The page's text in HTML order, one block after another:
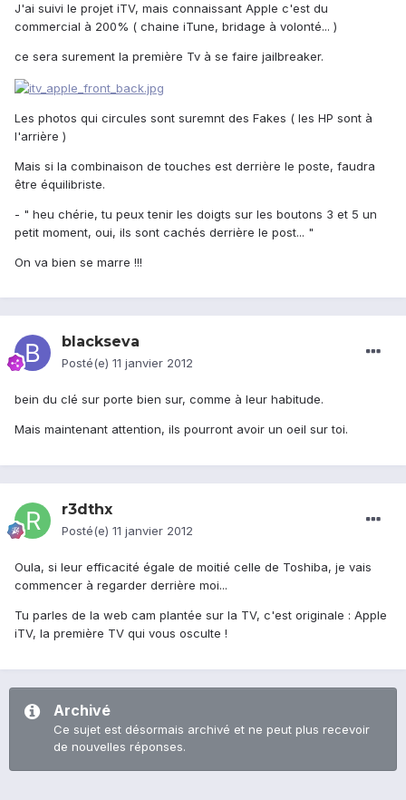
J'ai suivi le projet iTV, mais connaissant Apple c'est du
commercial à 200% ( chaine iTune, bridage à volonté... )
ce sera surement la première Tv à se faire jailbreaker.
Les photos qui circules sont suremnt des Fakes ( les HP sont à
l'arrière )
Mais si la combinaison de touches est derrière le poste, faudra
être équilibriste.
- " heu chérie, tu peux tenir les doigts sur les boutons 3 et 5 un
petit moment, oui, ils sont cachés derrière le post... "
On va bien se marre !!!
blackseva
Posté(e) 11 janvier 2012
bein du clé sur porte bien sur, comme à leur habitude.
Mais maintenant attention, ils pourront avoir un oeil sur toi.
r3dthx
Posté(e) 11 janvier 2012
Oula, si leur efficacité égale de moitié celle de Toshiba, je vais
commencer à regarder derrière moi...
Tu parles de la web cam plantée sur la TV, c'est originale : Apple
iTV, la première TV qui vous osculte !
Archivé
Ce sujet est désormais archivé et ne peut plus recevoir
de nouvelles réponses.